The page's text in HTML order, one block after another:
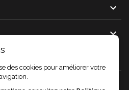


des cookies pour améliorer votre